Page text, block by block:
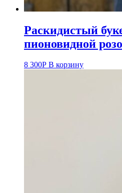
Раскидистый
пионовидной
8 300Р В корзину